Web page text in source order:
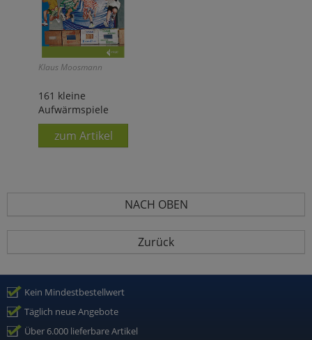
Klaus Moosmann
161 kleine
Aufwärmspiele
zum Artikel
NACH OBEN
Zurück
Kein Mindestbestellwert
Täglich neue Angebote
Über 6.000 lieferbare Artikel